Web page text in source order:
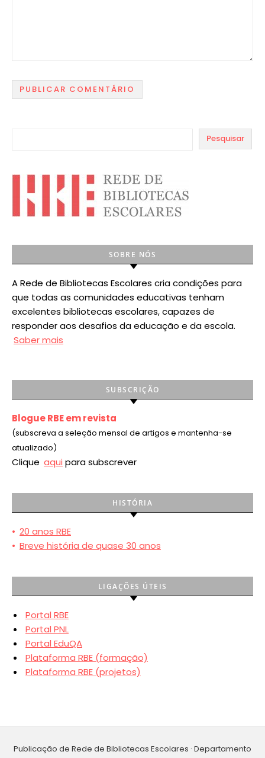
Pesquisar
SOBRE NÓS
A Rede de Bibliotecas Escolares cria condições para
que todas as comunidades educativas tenham
excelentes bibliotecas escolares, capazes de
responder aos desafios da educação e da escola.
Saber mais
SUBSCRIÇÃO
Blogue RBE em revista
(subscreva a seleção mensal de artigos e mantenha-se
atualizado)
Clique aqui para subscrever
HISTÓRIA
• 20 anos RBE
• Breve história de quase 30 anos
LIGAÇÕES ÚTEIS
Portal RBE
Portal PNL
Portal EduQA
Plataforma RBE (formação)
Plataforma RBE (projetos)
Publicação de Rede de Bibliotecas Escolares · Departamento